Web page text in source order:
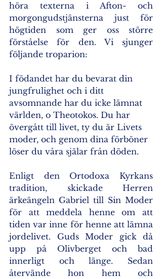
höra texterna i Afton- och
morgongudstjänsterna just för
högtiden som ger oss större
förståelse för den. Vi sjunger
följande troparion:
I födandet har du bevarat din
jungfrulighet och i ditt
avsomnande har du icke lämnat
världen, o Theotokos. Du har
övergått till livet, ty du är Livets
moder, och genom dina förböner
löser du våra själar från döden.
Enligt den Ortodoxa Kyrkans
tradition, skickade Herren
ärkeängeln Gabriel till Sin Moder
för att meddela henne om att
tiden var inne för henne att lämna
jordelivet. Guds Moder gick då
upp på Olivberget och bad
innerligt och länge. Sedan
återvände hon hem och